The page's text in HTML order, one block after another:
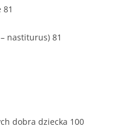
nastiturus) 81
dobra dziecka 100